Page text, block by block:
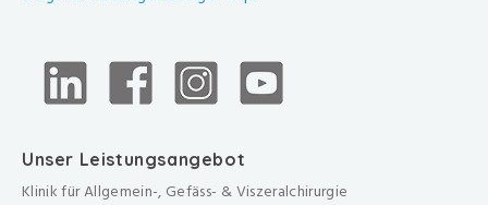
Unser Leistungsangebot
Klinik für Allgemein-, Gefäss- & Viszeralchirurgie